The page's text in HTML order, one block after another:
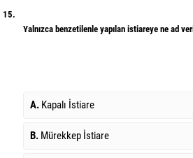
15.
Yalnızca benzetilenle yapılan istiareye ne ad
A. Kapalı İstiare
B. Mürekkep İstiare